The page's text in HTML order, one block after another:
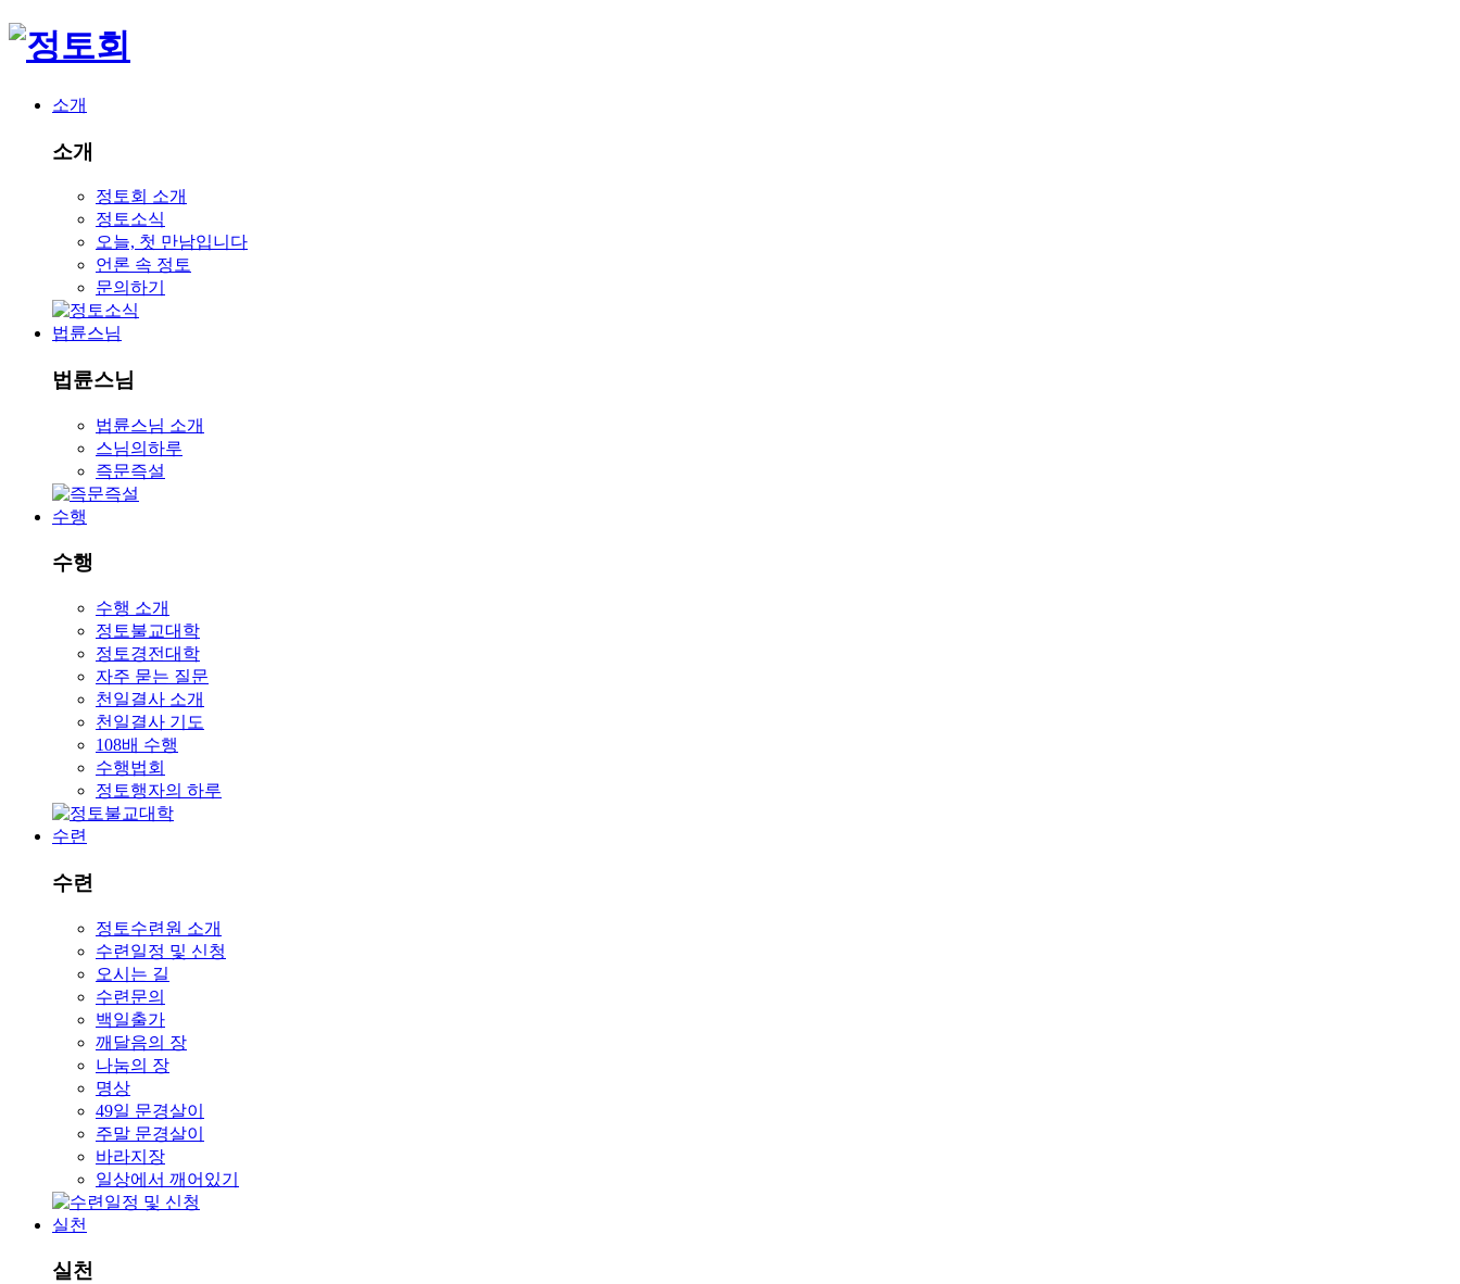
소개
소개
정토회 소개
정토소식
오늘, 첫 만남입니다
언론 속 정토
문의하기
법륜스님
법륜스님
법륜스님 소개
스님의하루
즉문즉설
수행
수행
수행 소개
정토불교대학
정토경전대학
자주 묻는 질문
천일결사 소개
천일결사 기도
108배 수행
수행법회
정토행자의 하루
수련
수련
정토수련원 소개
수련일정 및 신청
오시는 길
수련문의
백일출가
깨달음의 장
나눔의 장
명상
49일 문경살이
주말 문경살이
바라지장
일상에서 깨어있기
실천
실천